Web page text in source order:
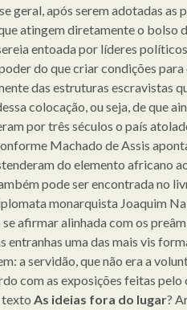
geral, após serem adotadas as
atingem diretamente o bolso
entoada por líderes
do que criar condições para
das estruturas escravistas
colocação, ou seja, de que
por três séculos o país
Machado de Assis
do elemento africano
pode ser encontrada no
monarquista Joaquim
se afirmar alinhada com os
entranhas uma das mais vis
a servidão, que não era a
com as exposições feitas
texto As ideias fora do lugar?